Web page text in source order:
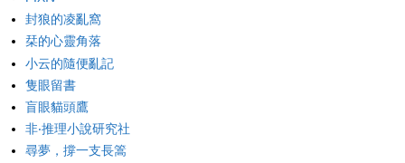
封狼的凌亂窩
栞的心靈角落
小云的隨便亂記
隻眼留書
盲眼貓頭鷹
非‧推理小說研究社
尋夢，撐一支長篙